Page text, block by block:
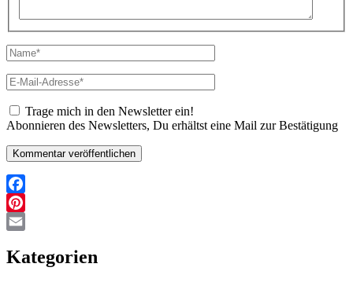
Name*
E-
Mail-
Adresse*
Trage mich in den Newsletter ein!
Abonnieren des Newsletters, Du erhältst eine Mail zur Bestätigung
Facebook
Pinterest
Kategorien